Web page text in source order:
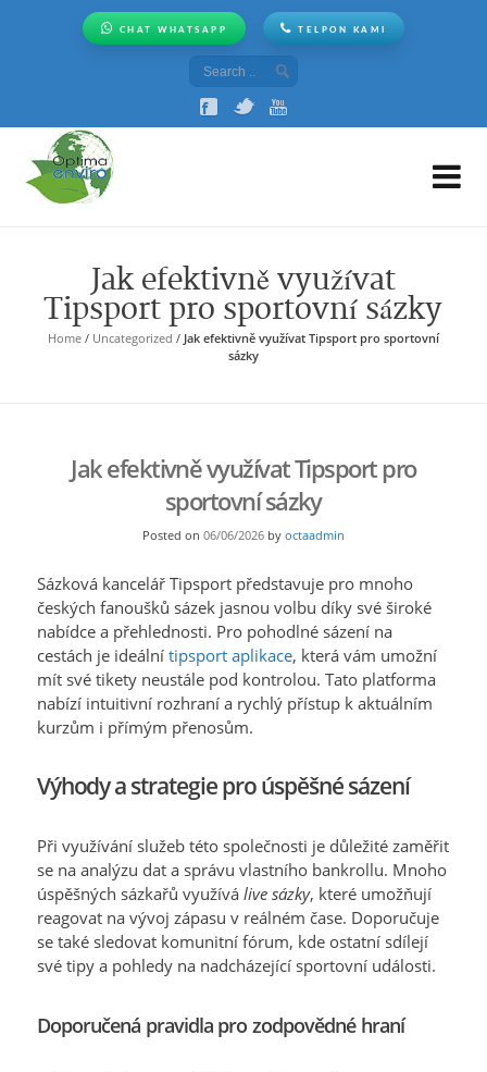
CHAT WHATSAPP TELPON KAMI
Jak efektivně využívat
Tipsport pro sportovní sázky
Home/ Uncategorized / Jak efektivně využívat Tipsport pro sportovní
sázky
Jak efektivně využívat Tipsport pro
sportovní sázky
Posted on 06/06/2026 by octaadmin
Sázková kancelář Tipsport představuje pro mnoho
českých fanoušků sázek jasnou volbu díky své široké
nabídce a přehlednosti. Pro pohodlné sázení na
cestách je ideální tipsport aplikace, která vám umožní
mít své tikety neustále pod kontrolou. Tato platforma
nabízí intuitivní rozhraní a rychlý přístup k aktuálním
kurzům i přímým přenosům.
Výhody a strategie pro úspěšné sázení
Při využívání služeb této společnosti je důležité zaměřit
se na analýzu dat a správu vlastního bankrollu. Mnoho
úspěšných sázkařů využívá live sázky, které umožňují
reagovat na vývoj zápasu v reálném čase. Doporučuje
se také sledovat komunitní fórum, kde ostatní sdílejí
své tipy a pohledy na nadcházející sportovní události.
Doporučená pravidla pro zodpovědné hraní